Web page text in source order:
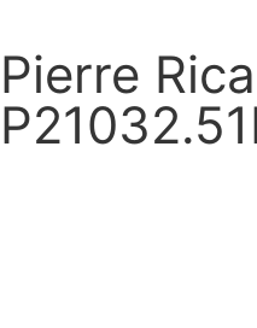
Pierre